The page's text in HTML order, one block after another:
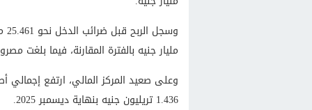
مليار جنيه بالفترة المقارنة، فيما بلغت مصروفات
1.436 تريليون جنيه بنهاية ديسمبر 2025.